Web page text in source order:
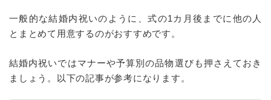
一般的な結婚内祝いのように、式の1カ月後までに他の人
とまとめて用意するのがおすすめです。
結婚内祝いではマナーや予算別の品物選びも押さえておき
ましょう。以下の記事が参考になります。